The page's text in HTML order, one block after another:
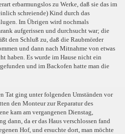
erbarmungslos zu Werke, daß sie das im
schreiende) Kind durch das
Im Übrigen wird nochmals
aufgerissen und durchsucht war; die
den Schluß zu, daß die Raubmörder
und dann nach Mitnahme von etwas
haben. Es wurde im Hause nicht ein
und im Backofen hatte man die
Tat ging unter folgenden Umständen vor
den Monteur zur Reparatur des
kam am vergangenen Dienstag,
dann, da er das Haus verschlossen fand
Hof, und ersuchte dort, man möchte